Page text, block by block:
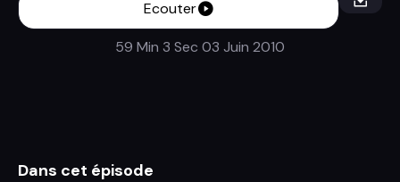
Ecouter
59 Min 3 Sec 03 Juin 2010
Dans cet épisode